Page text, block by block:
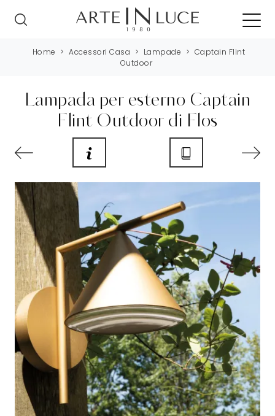
Home > Accessori Casa > Lampade > Captain Flint
Outdoor
Lampada per esterno Captain
Flint Outdoor di Flos